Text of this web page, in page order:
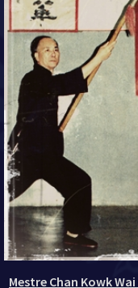
Mestre Chan Kowk Wai